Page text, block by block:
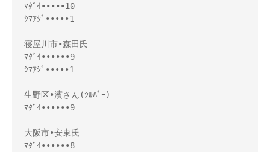
ﾏﾀﾞｲ•••••10
ｼﾏｱｼﾞ•••••1
寝屋川市•森田氏
ﾏﾀﾞｲ••••••9
ｼﾏｱｼﾞ•••••1
生野区•濱さん(ｼﾙﾊﾞｰ)
ﾏﾀﾞｲ••••••9
大阪市•安東氏
ﾏﾀﾞｲ••••••8